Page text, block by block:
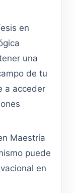
en
una
de tu
a acceder
Maestría
puede
en